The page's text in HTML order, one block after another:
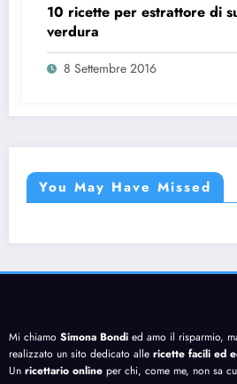
10 ricette per estrattore di
verdura
8 Settembre 2016
You May Have Missed
Mi chiamo Simona Bondi ed amo il risparmio,
realizzato un sito dedicato alle ricette facili ed
Un ricettario online per chi, come me, non sa